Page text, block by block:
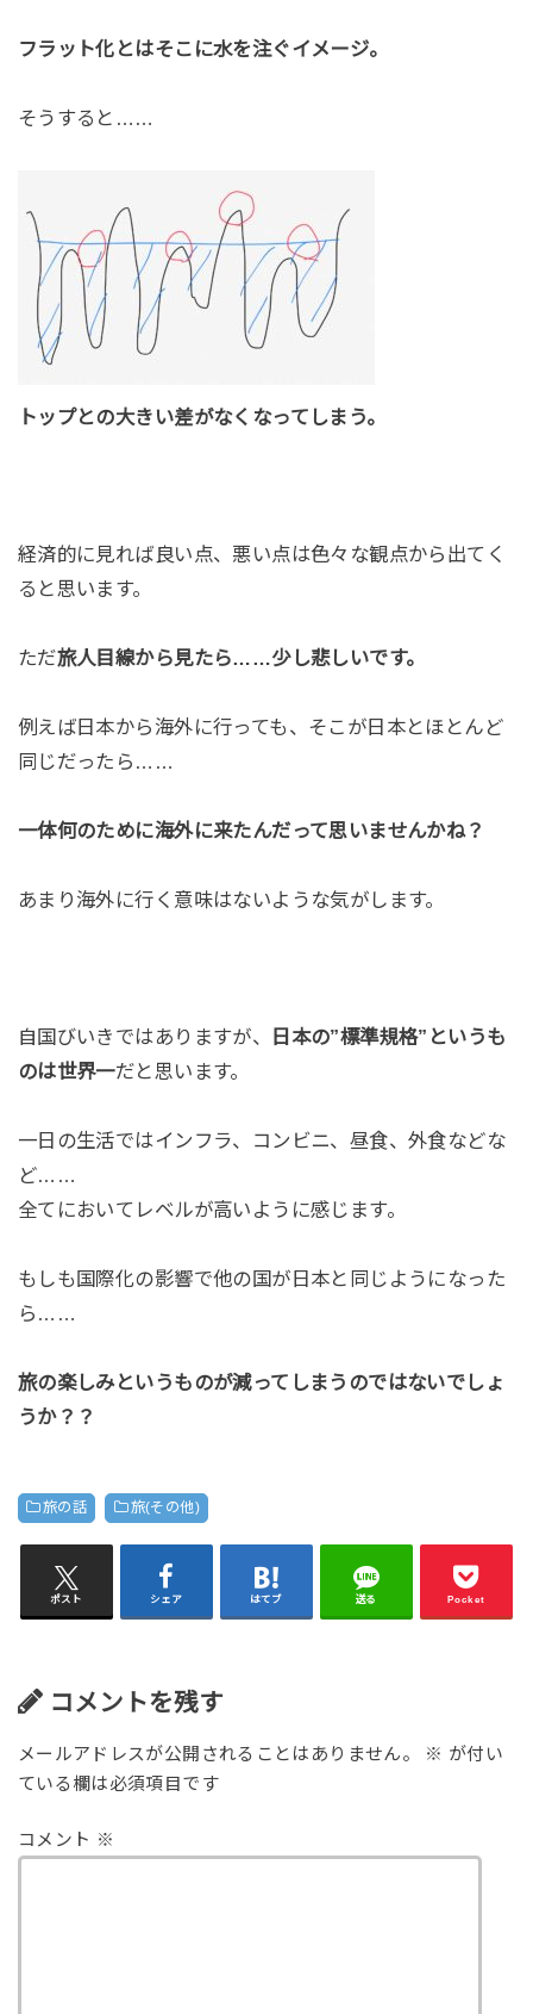
フラット化とはそこに水を注ぐイメージ。
そうすると……
トップとの大きい差がなくなってしまう。
経済的に見れば良い点、悪い点は色々な観点から出てく
ると思います。
ただ旅人目線から見たら……少し悲しいです。
例えば日本から海外に行っても、そこが日本とほとんど
同じだったら……
一体何のために海外に来たんだって思いませんかね？
あまり海外に行く意味はないような気がします。
自国びいきではありますが、
日本の”標準規格”というも
のは世界一だと思います。
一日の生活ではインフラ、コンビニ、昼食、外食などな
ど……
全てにおいてレベルが高いように感じます。
もしも国際化の影響で他の国が日本と同じようになった
ら……
旅の楽しみというものが減ってしまうのではないでしょ
うか？？
旅の話 旅(その他)
ポスト シェア はてブ 送る Pocket
コメントを残す
メールアドレスが公開されることはありません。 ※ が付い
ている欄は必須項目です
コメント ※